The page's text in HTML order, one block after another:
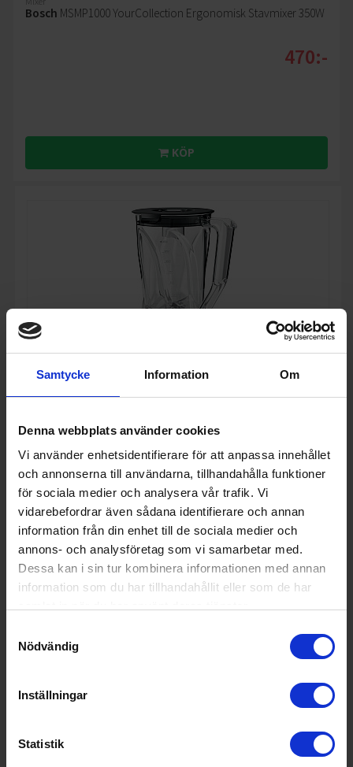
Samtycke Information Om
Denna webbplats använder cookies
Vi använder enhetsidentifierare för att anpassa innehållet
och annonserna till användarna, tillhandahålla funktioner
för sociala medier och analysera vår trafik. Vi
vidarebefordrar även sådana identifierare och annan
information från din enhet till de sociala medier och
annons- och analysföretag som vi samarbetar med.
Dessa kan i sin tur kombinera informationen med annan
information som du har tillhandahållit eller som de har
Nödvändig
Inställningar
Statistik
Bosch MSMP1000 YourCollection Ergonomisk Stavmixer 350W
470:-
KÖP
Mixer
BoschMMB6141S - Rostfri, 1200 W med 1,5 liter Tritankanna
Effekt (w): 1200
1 019:-
I lager